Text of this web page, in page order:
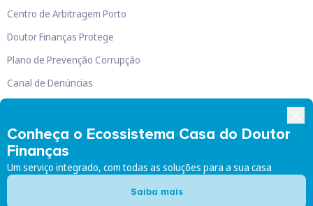
Conheça o Ecossistema Casa do Doutor
Finanças
Um serviço integrado, com todas as soluções para a sua casa
Saiba mais
Centro de Arbitragem Porto
Doutor Finanças Protege
Plano de Prevenção Corrupção
Canal de Denúncias
Doutor Finanças, Lda